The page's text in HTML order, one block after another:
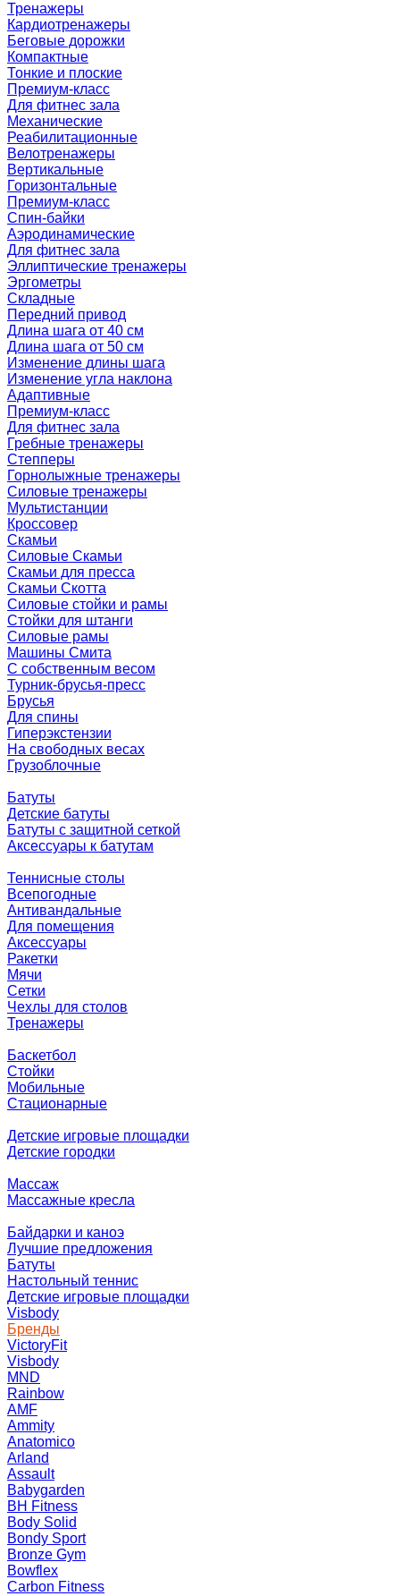
Тренажеры
Кардиотренажеры
Беговые дорожки
Компактные
Тонкие и плоские
Премиум-класс
Для фитнес зала
Механические
Реабилитационные
Велотренажеры
Вертикальные
Горизонтальные
Премиум-класс
Спин-байки
Аэродинамические
Для фитнес зала
Эллиптические тренажеры
Эргометры
Складные
Передний привод
Длина шага от 40 см
Длина шага от 50 см
Изменение длины шага
Изменение угла наклона
Адаптивные
Премиум-класс
Для фитнес зала
Гребные тренажеры
Степперы
Горнолыжные тренажеры
Силовые тренажеры
Мультистанции
Кроссовер
Скамьи
Силовые Скамьи
Скамьи для пресса
Скамьи Скотта
Силовые стойки и рамы
Стойки для штанги
Силовые рамы
Машины Смита
C собственным весом
Турник-брусья-пресс
Брусья
Для спины
Гиперэкстензии
На свободных весах
Грузоблочные
Батуты
Детские батуты
Батуты с защитной сеткой
Аксессуары к батутам
Теннисные столы
Всепогодные
Антивандальные
Для помещения
Аксессуары
Ракетки
Мячи
Сетки
Чехлы для столов
Тренажеры
Баскетбол
Стойки
Мобильные
Стационарные
Детские игровые площадки
Детские городки
Массаж
Массажные кресла
Байдарки и каноэ
Лучшие предложения
Батуты
Настольный теннис
Детские игровые площадки
Visbody
Бренды
VictoryFit
Visbody
MND
Rainbow
AMF
Ammity
Anatomico
Arland
Assault
Babygarden
BH Fitness
Body Solid
Bondy Sport
Bronze Gym
Bowflex
Carbon Fitness